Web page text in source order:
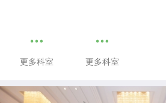

更多科室

更多科室